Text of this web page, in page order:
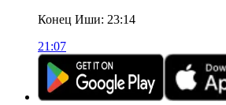
Конец Иши: 23:14
21:07